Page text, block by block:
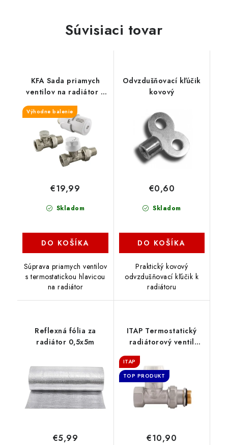
Súvisiaci tovar
KFA Sada priamych
ventilov na radiátor s
hlavicou, 1/2", 757-
040-07-BL
Výhodne balenie
Skladom
€19,99
DO KOŠÍKA
Súprava priamych ventilov
s termostatickou hlavicou
na radiátor
Odvzdušňovací kľúčik
kovový
Skladom
€0,60
DO KOŠÍKA
Praktický kovový
odvzdušňovací kľúčik k
radiátoru
Reflexná fólia za
radiátor 0,5x5m
€5,99
ITAP Termostatický
radiátorový ventil
ITAP
TOP PRODUKT
€10,90